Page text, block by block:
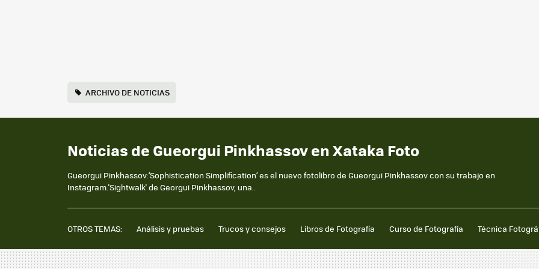
ARCHIVO DE NOTICIAS
Noticias de Gueorgui Pinkhassov en Xataka Foto
Gueorgui Pinkhassov:‘Sophistication Simplification’ es el nuevo fotolibro de Gueorgui Pinkhassov con su trabajo en
Instagram.'Sightwalk' de Georgui Pinkhassov, una..
OTROS TEMAS: Análisis y pruebas Trucos y consejos Libros de Fotografía Curso de Fotografía Técnica